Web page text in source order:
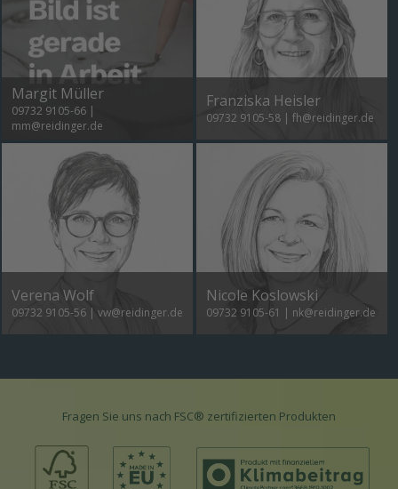
Margit Müller
09732 9105-66|
mm@reidinger.de
Franziska Heisler
09732 9105-58| fh@reidinger.de
Verena Wolf
09732 9105-56| vw@reidinger.de
Nicole Koslowski
09732 9105-61 | nk@reidinger.de
Fragen Sie uns nach FSC® zertifizierten Produkten